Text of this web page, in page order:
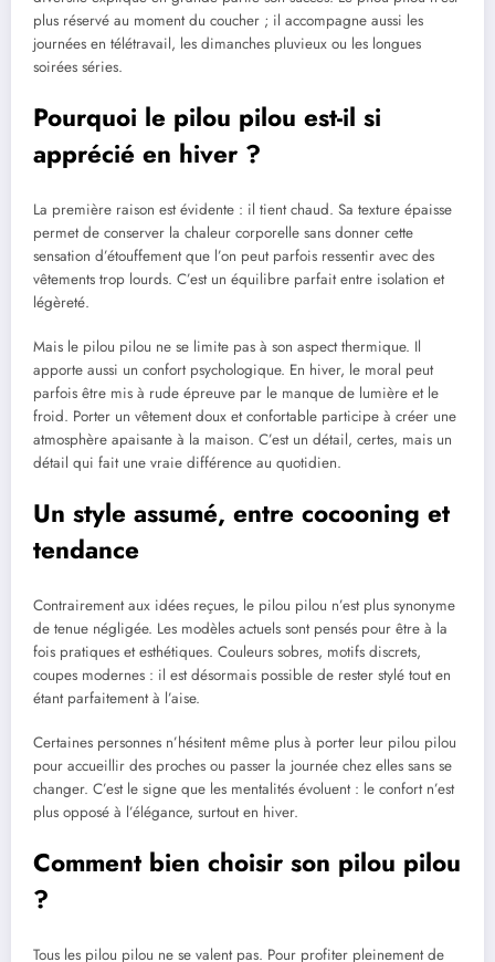
plus réservé au moment du coucher ; il accompagne aussi les
journées en télétravail, les dimanches pluvieux ou les longues
soirées séries.
Pourquoi le pilou pilou est-il si
apprécié en hiver ?
La première raison est évidente : il tient chaud. Sa texture épaisse
permet de conserver la chaleur corporelle sans donner cette
sensation d’étouffement que l’on peut parfois ressentir avec des
vêtements trop lourds. C’est un équilibre parfait entre isolation et
légèreté.
Mais le pilou pilou ne se limite pas à son aspect thermique. Il
apporte aussi un confort psychologique. En hiver, le moral peut
parfois être mis à rude épreuve par le manque de lumière et le
froid. Porter un vêtement doux et confortable participe à créer une
atmosphère apaisante à la maison. C’est un détail, certes, mais un
détail qui fait une vraie différence au quotidien.
Un style assumé, entre cocooning et
tendance
Contrairement aux idées reçues, le pilou pilou n’est plus synonyme
de tenue négligée. Les modèles actuels sont pensés pour être à la
fois pratiques et esthétiques. Couleurs sobres, motifs discrets,
coupes modernes : il est désormais possible de rester stylé tout en
étant parfaitement à l’aise.
Certaines personnes n’hésitent même plus à porter leur pilou pilou
pour accueillir des proches ou passer la journée chez elles sans se
changer. C’est le signe que les mentalités évoluent : le confort n’est
plus opposé à l’élégance, surtout en hiver.
Comment bien choisir son pilou pilou
?
Tous les pilou pilou ne se valent pas. Pour profiter pleinement de